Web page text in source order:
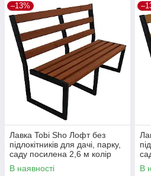
–13%
Лавка Tobi Sho Лофт без
підлокітників для дачі, парку,
саду посилена 2,6 м колір
макасар
В наявності
дуб
В